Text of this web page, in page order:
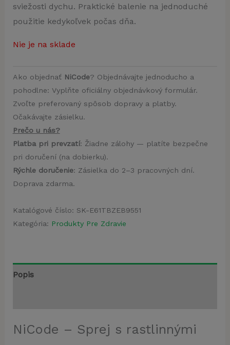
sviežosti dychu. Praktické balenie na jednoduché
použitie kedykoľvek počas dňa.
Nie je na sklade
Ako objednať NiCode? Objednávajte jednoducho a
pohodlne: Vyplňte oficiálny objednávkový formulár.
Zvoľte preferovaný spôsob dopravy a platby.
Očakávajte zásielku.
Prečo u nás?
Platba pri prevzatí: Žiadne zálohy — platíte bezpečne
pri doručení (na dobierku).
Rýchle doručenie: Zásielka do 2–3 pracovných dní.
Doprava zdarma.
Katalógové číslo: SK-E61TBZEB9551
Kategória: Produkty Pre Zdravie
Popis
NiCode – Sprej s rastlinnými